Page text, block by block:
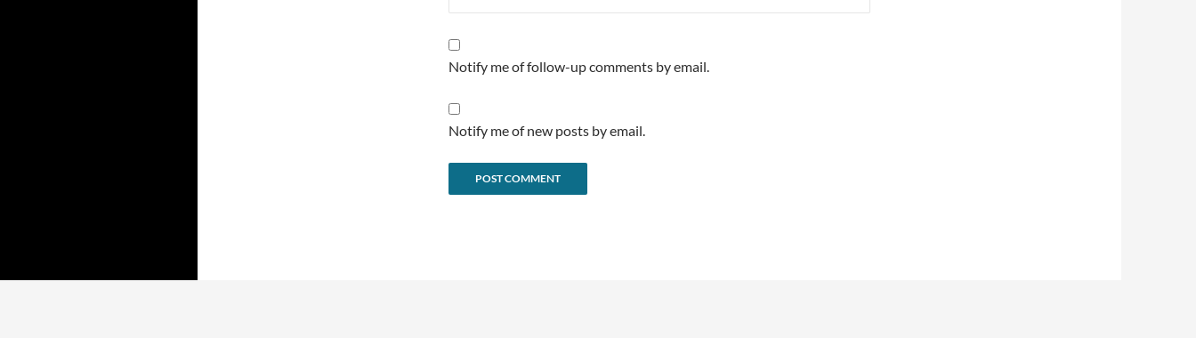
Notify me of follow-up comments by email.
Notify me of new posts by email.